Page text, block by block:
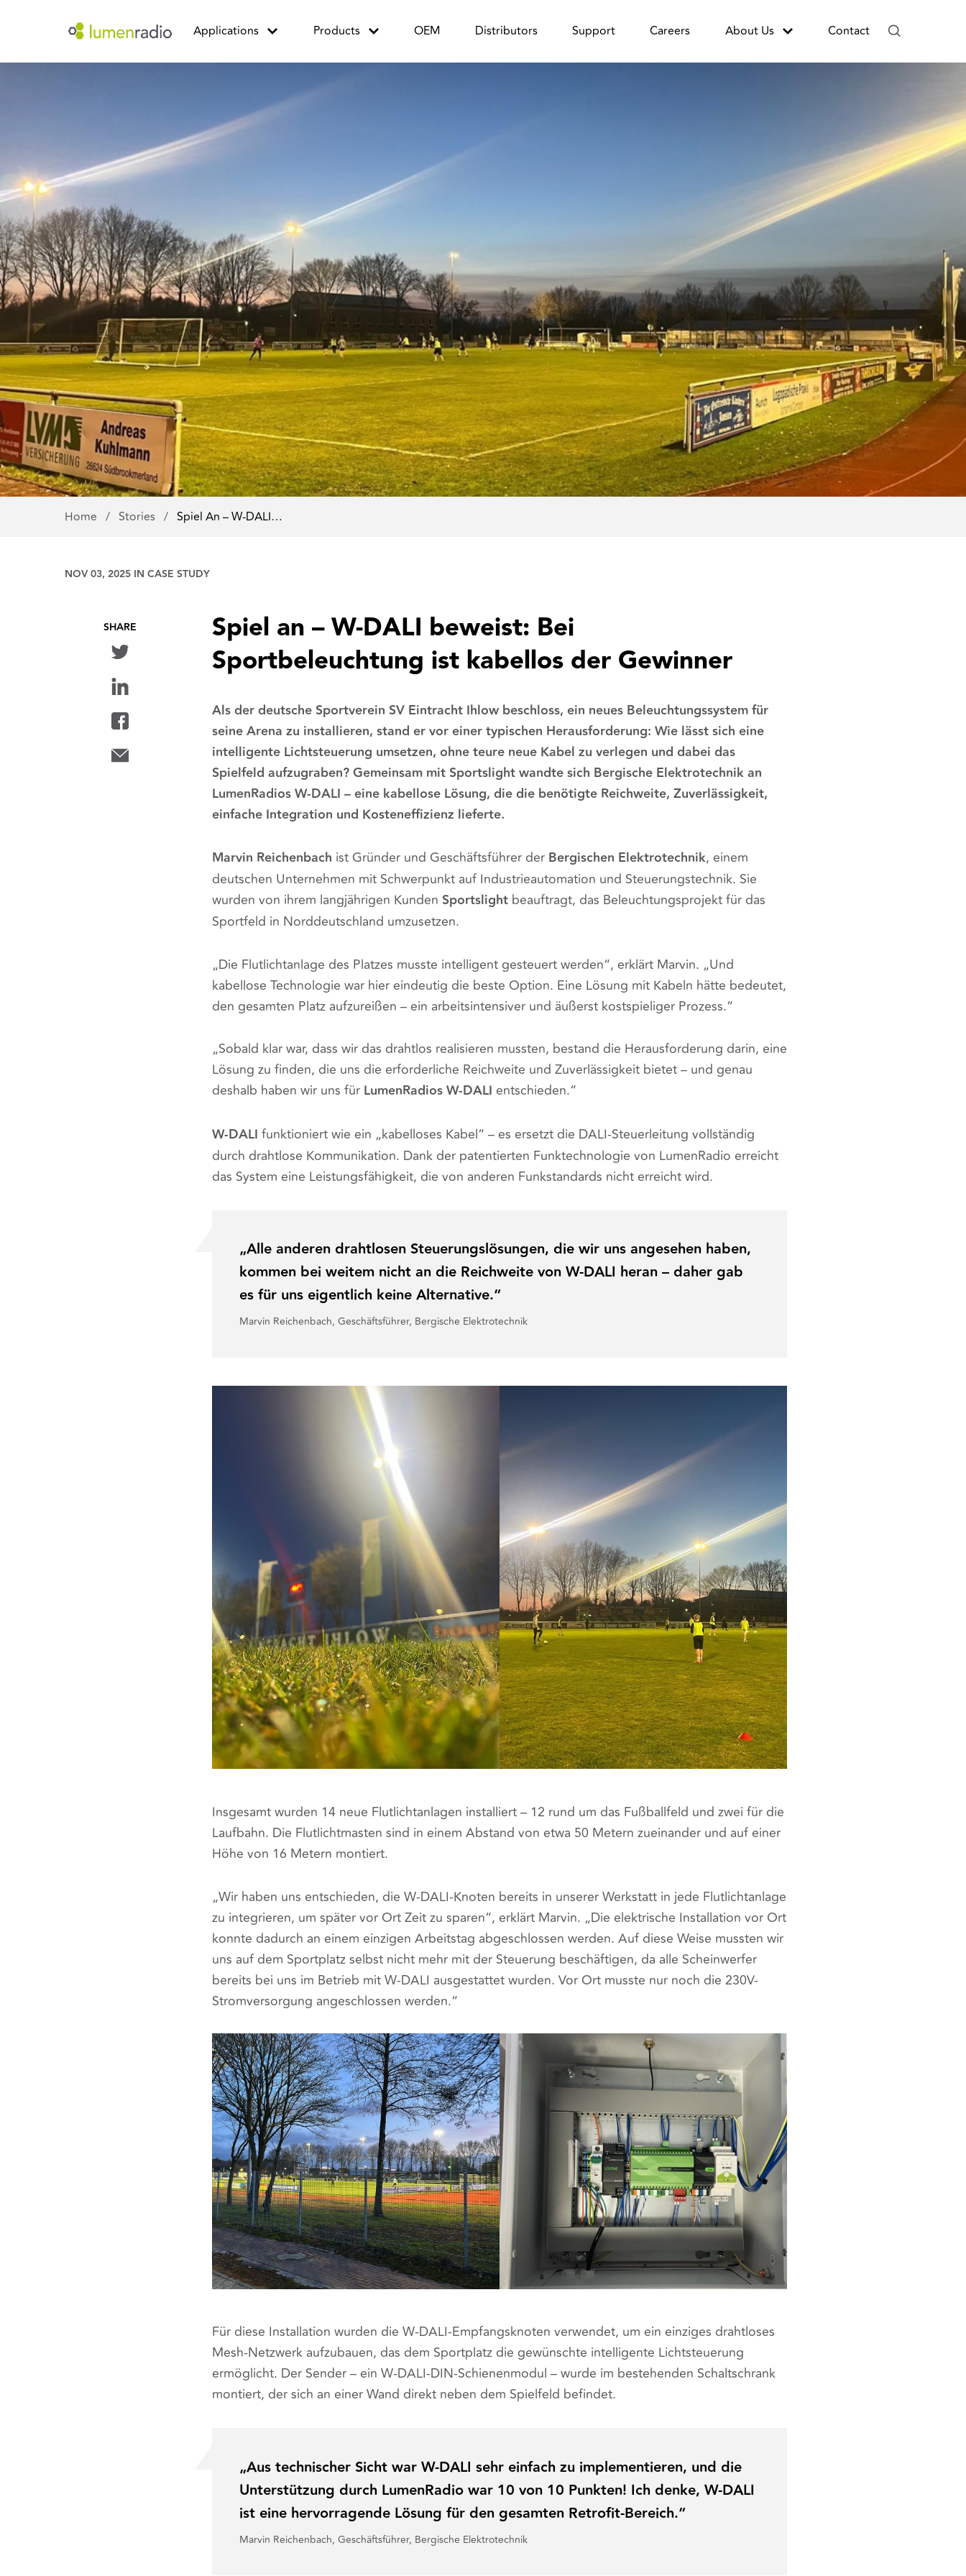
Applications Products OEM Distributors Support Careers About Us Contact
Home / Stories / Spiel An – W-DALI…
NOV 03, 2025 IN CASE STUDY
SHARE
Spiel an – W-DALI beweist: Bei
Sportbeleuchtung ist kabellos der Gewinner
Als der deutsche Sportverein SV Eintracht Ihlowbeschloss, ein neues Beleuchtungssystem für
seine Arena zu installieren, stand er vor einer typischen Herausforderung: Wie lässt sich eine
intelligente Lichtsteuerung umsetzen, ohne teure neue Kabel zu verlegen und dabei das
Spielfeld aufzugraben? Gemeinsam mitSportslightwandte sich Bergische Elektrotechnikan
LumenRadios W-DALI – eine kabellose Lösung, die die benötigte Reichweite, Zuverlässigkeit,
einfache Integration und Kosteneffizienz lieferte.
Marvin Reichenbach ist Gründer und Geschäftsführer der Bergischen Elektrotechnik, einem
deutschen Unternehmen mit Schwerpunkt auf Industrieautomation und Steuerungstechnik. Sie
wurden von ihrem langjährigen Kunden Sportslightbeauftragt, das Beleuchtungsprojekt für das
Sportfeld in Norddeutschland umzusetzen.
„Die Flutlichtanlage des Platzes musste intelligent gesteuert werden“, erklärt Marvin. „Und
kabellose Technologie war hier eindeutig die beste Option. Eine Lösung mit Kabeln hätte bedeutet,
den gesamten Platz aufzureißen – ein arbeitsintensiver und äußerst kostspieliger Prozess.“
„Sobald klar war, dass wir das drahtlos realisieren mussten, bestand die Herausforderung darin, eine
Lösung zu finden, die uns die erforderliche Reichweite und Zuverlässigkeit bietet – und genau
deshalb haben wir uns für LumenRadios W-DALI entschieden.“
W-DALI funktioniert wie ein „kabelloses Kabel“ – es ersetzt die DALI-Steuerleitung vollständig
durch drahtlose Kommunikation. Dank der patentierten Funktechnologie von LumenRadio erreicht
das System eine Leistungsfähigkeit, die von anderen Funkstandards nicht erreicht wird.
„Alle anderen drahtlosen Steuerungslösungen, die wir uns angesehen haben,
kommen bei weitem nicht an die Reichweite von W-DALI heran – daher gab
es für uns eigentlich keine Alternative.“
Marvin Reichenbach, Geschäftsführer, Bergische Elektrotechnik
Insgesamt wurden 14 neue Flutlichtanlagen installiert – 12 rund um das Fußballfeld und zwei für die
Laufbahn. Die Flutlichtmasten sind in einem Abstand von etwa 50 Metern zueinander und auf einer
Höhe von 16 Metern montiert.
„Wir haben uns entschieden, die W-DALI-Knoten bereits in unserer Werkstatt in jede Flutlichtanlage
zu integrieren, um später vor Ort Zeit zu sparen“, erklärt Marvin. „Die elektrische Installation vor Ort
konnte dadurch an einem einzigen Arbeitstag abgeschlossen werden. Auf diese Weise mussten wir
uns auf dem Sportplatz selbst nicht mehr mit der Steuerung beschäftigen, da alle Scheinwerfer
bereits bei uns im Betrieb mit W-DALI ausgestattet wurden. Vor Ort musste nur noch die 230V-
Stromversorgung angeschlossen werden.“
Für diese Installation wurden die W-DALI-Empfangsknoten verwendet, um ein einziges drahtloses
Mesh-Netzwerk aufzubauen, das dem Sportplatz die gewünschte intelligente Lichtsteuerung
ermöglicht. Der Sender – ein W-DALI-DIN-Schienenmodul – wurde im bestehenden Schaltschrank
montiert, der sich an einer Wand direkt neben dem Spielfeld befindet.
„Aus technischer Sicht war W-DALI sehr einfach zu implementieren, und die
Unterstützung durch LumenRadio war 10 von 10 Punkten! Ich denke, W-DALI
ist eine hervorragende Lösung für den gesamten Retrofit-Bereich.“
Marvin Reichenbach, Geschäftsführer, Bergische Elektrotechnik